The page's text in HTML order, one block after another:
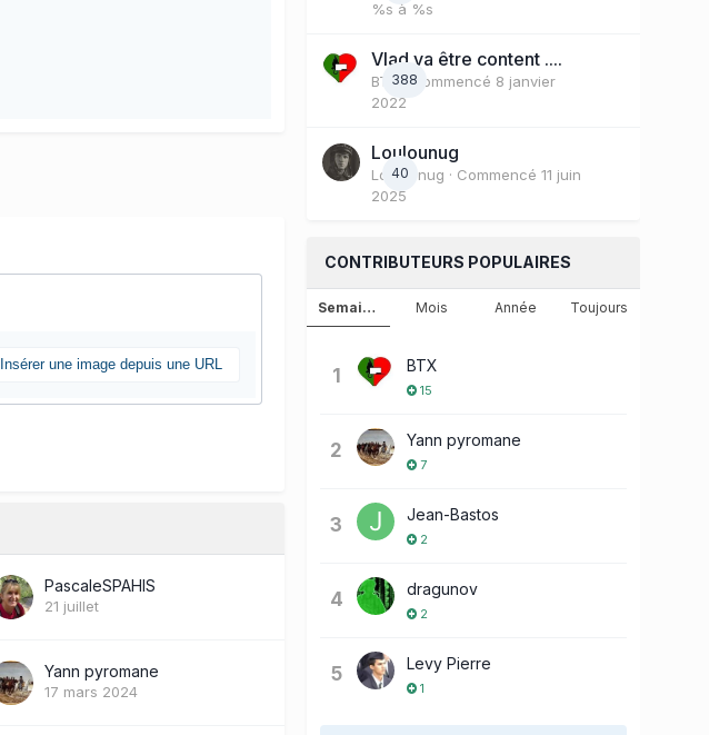
Insérer une image depuis une URL
PascaleSPAHIS
21 juillet
Yann pyromane
17 mars 2024
%s à %s
388
Vlad va être content ....
BTX· Commencé 8 janvier
2022
40
Loulounug
Loulounug · Commencé 11 juin
2025
CONTRIBUTEURS POPULAIRES
Semaine Mois Année Toujours
1 BTX
15
2 Yann pyromane
7
3 Jean-Bastos
2
4 dragunov
2
5 Levy Pierre
1